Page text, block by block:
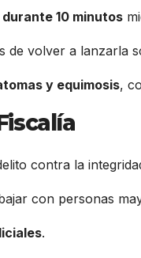
durante 10 minutos
de volver a lanzarla
y equimosis,
contra la
con personas
.